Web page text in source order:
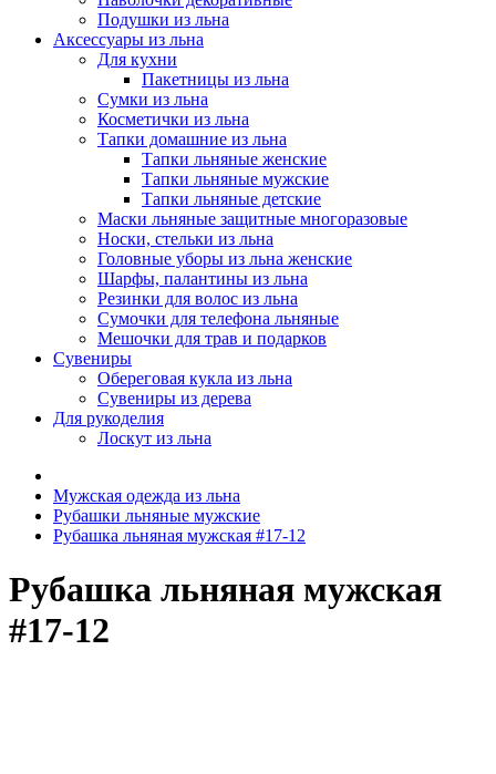
Подушки из льна
Аксессуары из льна
Для кухни
Пакетницы из льна
Сумки из льна
Косметички из льна
Тапки домашние из льна
Тапки льняные женские
Тапки льняные мужские
Тапки льняные детские
Маски льняные защитные многоразовые
Носки, стельки из льна
Головные уборы из льна женские
Шарфы, палантины из льна
Резинки для волос из льна
Сумочки для телефона льняные
Мешочки для трав и подарков
Сувениры
Обереговая кукла из льна
Сувениры из дерева
Для рукоделия
Лоскут из льна
Мужская одежда из льна
Рубашки льняные мужские
Рубашка льняная мужская #17-12
Рубашка льняная мужская
#17-12